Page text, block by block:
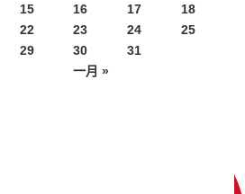
一月 »
15 16 17
18
22 23 24
25
29 30 31